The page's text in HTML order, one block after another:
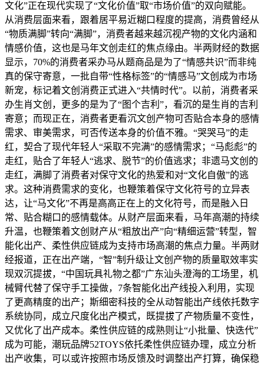
文化”正在现代实现了“文化价值”取“市场价值”的双向赋能。
从消费层面来看，跟着居平易近糊口程度的提高，消费曾经从
“物质满脚”转向“满脚”，消费者越来越沉视产物的文化内涵和
情感价值，这也是马年文创走红的焦点缘由。半两财经的数据
显示，70%的消费者采办马从题商品是为了“情感共识”而非纯
真的保守寄意，一批自带“性格标签”的“情感马”文创成为市场
新宠，标记着文创消费正式进入“共情时代”。以前，消费者采
办生肖文创，更多的是为了“图个吉利”，看沉的是生肖的吉利
寄意；而现正在，消费者更看沉文创产物可否贴合本身的感情
需求、审美需求，可否传送本身的价值不雅。“哭哭马”的走
红，契合了现代年轻人“采取不完满”的感情需求；“马彪彪”的
走红，贴合了年轻人“逃求、脱节”的价值逃求；非遗马文创的
走红，满脚了消费者对保守文化的热爱和对“文化自傲”的逃
求。这种消费需求的变化，也鞭策着保守文化符号的立异表
达，让“马文化”不再是高高正在上的文化符号，而是融入日
常、贴合糊口的感情载体。从财产层面来看，马年高潮的持续
升温，也鞭策着文创财产从“粗放出产”向“精细运营”转型，智
能化出产、柔性供应链成为支持市场高潮的焦点力量。半两财
经报道，正在出产端，“智”制升级让文创产物的质量取效率实
现双沉提拔，“中国玩具礼物之都”广东汕头澄海的工场里，机
械臂代替了保守手工操做，7条智能化出产线投入利用，实现
了更高精度的出产；斯细密科技的全从动智能出产线依托数字
系统协同，成立尺度化出产模式，既提拔了产物质量不变性，
又优化了出产成本。柔性供应链的成熟则让“小批量、快迭代”
成为可能，潮玩品牌52TOYS依托柔性供应链办理，成立分析
出产收集，可以或许按照市场反馈及时调整出产打算，确保稳